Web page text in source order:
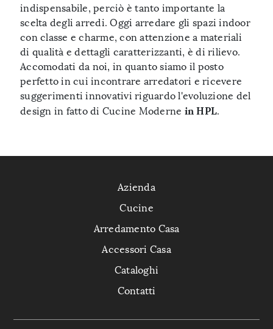
indispensabile, perciò è tanto importante la
scelta degli arredi. Oggi arredare gli spazi indoor
con classe e charme, con attenzione a materiali
di qualità e dettagli caratterizzanti, è di rilievo.
Accomodati da noi, in quanto siamo il posto
perfetto in cui incontrare arredatori e ricevere
suggerimenti innovativi riguardo l'evoluzione del
design in fatto di Cucine Moderne in HPL.
Azienda
Cucine
Arredamento Casa
Accessori Casa
Cataloghi
Contatti